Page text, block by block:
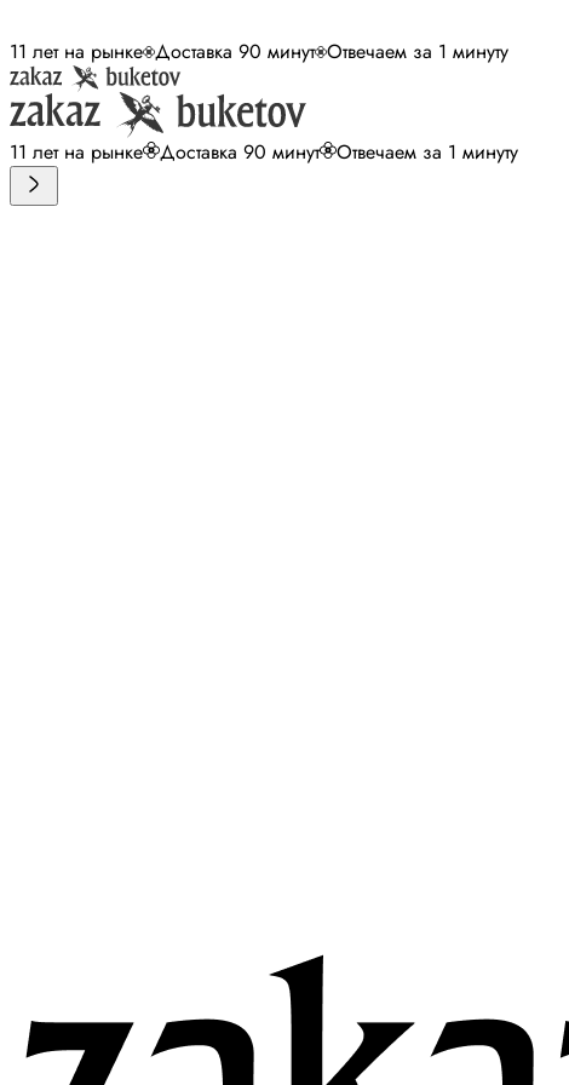
11 лет на рынке Доставка 90 минут Отвечаем за 1 минуту
11 лет на рынке Доставка 90 минут Отвечаем за 1 минуту